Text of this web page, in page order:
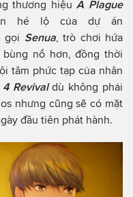
thương hiệuA Plague
hé lộ của dự án
gọi Senua, trò chơi hứa
nổ hơn, đồng thời
tâm phức tạp của nhân
Revivaldù không phải
nhưng cũng sẽ có mặt
đầu tiên phát hành.